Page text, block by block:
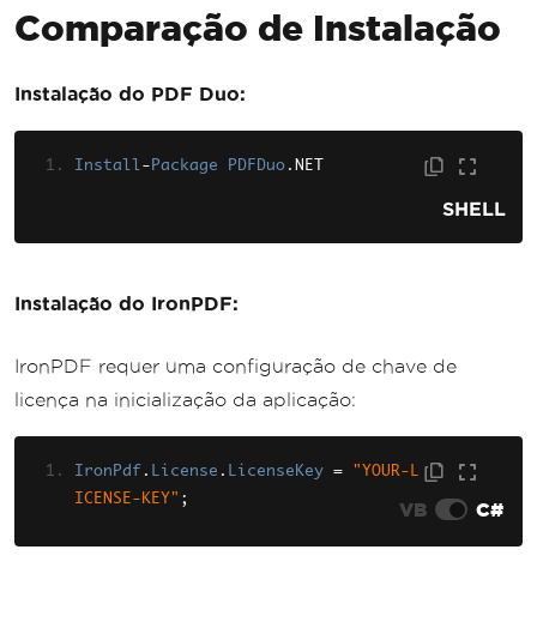
Comparação de Instalação
Instalação do PDF Duo:
Install- Package PDFDuo . NET
SHELL
Instalação do IronPDF:
IronPDF requer uma configuração de chave de
licença na inicialização da aplicação:
IronPdf . License . LicenseKey =
"YOUR-L
ICENSE-KEY" ; VB C#